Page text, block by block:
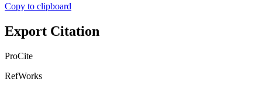
Copy to clipboard
Export Citation
ProCite
RefWorks